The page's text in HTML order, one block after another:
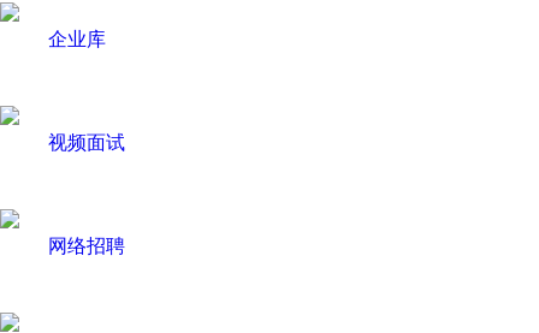
企业库
视频面试
网络招聘